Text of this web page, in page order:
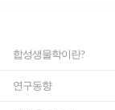
합성생물학이란?
연구동향